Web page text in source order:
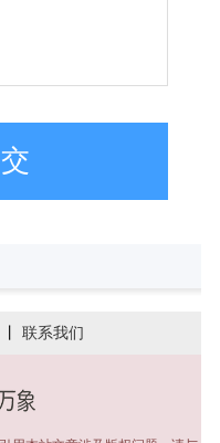
联系我们